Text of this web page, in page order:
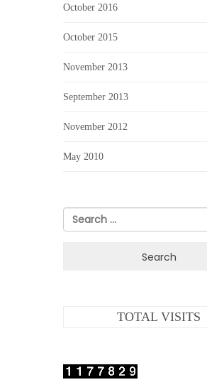
October 2016
October 2015
November 2013
September 2013
November 2012
May 2010
Search
for:
TOTAL VISITS